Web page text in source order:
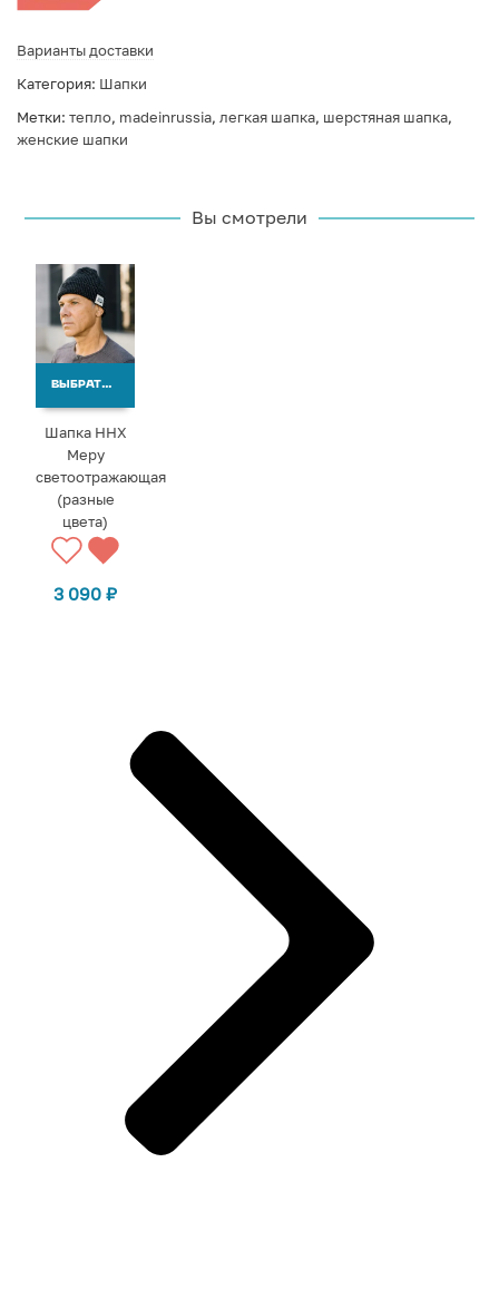
Варианты доставки
Категория: Шапки
Метки: тепло, madeinrussia, легкая шапка, шерстяная шапка,
женские шапки
Вы смотрели
ВЫБРАТЬ ВАРИАНТЫ
Шапка ННХ
Меру
светоотражающая
(разные
цвета)
3 090₽